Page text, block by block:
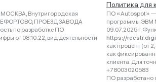
Политика для
Внутригородская
ПРОЕЗД ЗАВОДА
по разработке ПО
от 08.10.22, вид деятельности
ПО «Autospot» —
программы ЭВМ
09.07.2025 г.
https://
как процент (от
как
клиента. Для
+78003020583
ПО разработано